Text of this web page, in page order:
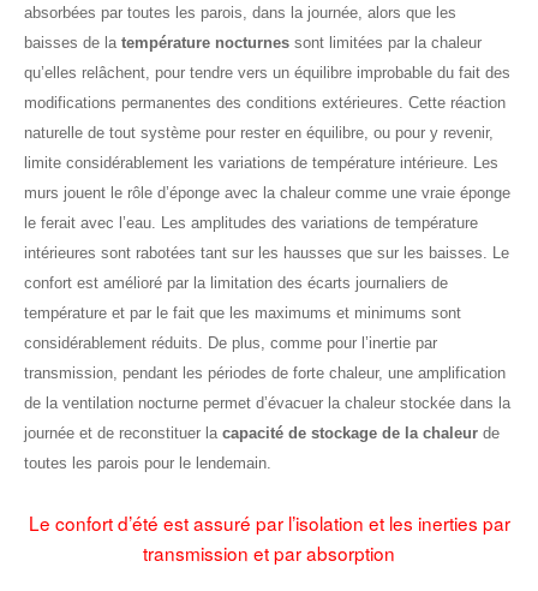
absorbées par toutes les parois, dans la journée, alors que les
baisses de la température nocturnes sont limitées par la chaleur
qu’elles relâchent, pour tendre vers un équilibre improbable du fait des
modifications permanentes des conditions extérieures. Cette réaction
naturelle de tout système pour rester en équilibre, ou pour y revenir,
limite considérablement les variations de température intérieure. Les
murs jouent le rôle d’éponge avec la chaleur comme une vraie éponge
le ferait avec l’eau. Les amplitudes des variations de température
intérieures sont rabotées tant sur les hausses que sur les baisses. Le
confort est amélioré par la limitation des écarts journaliers de
température et par le fait que les maximums et minimums sont
considérablement réduits. De plus, comme pour l’inertie par
transmission, pendant les périodes de forte chaleur, une amplification
de la ventilation nocturne permet d’évacuer la chaleur stockée dans la
journée et de reconstituer la capacité de stockage de la chaleur de
toutes les parois pour le lendemain.
Le confort d’été est assuré par l’isolation et les inerties par
transmission et par absorption